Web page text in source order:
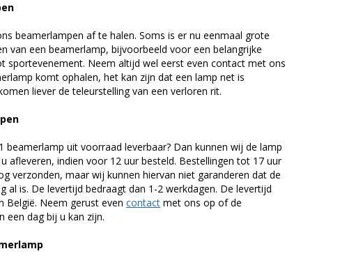
beamerlampen af te halen. Soms is er nu eenmaal grote
van een beamerlamp, bijvoorbeeld voor een belangrijke
sportevenement. Neem altijd wel eerst even contact met ons
komt ophalen, het kan zijn dat een lamp net is
liever de teleurstelling van een verloren rit.
beamerlamp uit voorraad leverbaar? Dan kunnen wij de lamp
afleveren, indien voor 12 uur besteld. Bestellingen tot 17 uur
verzonden, maar wij kunnen hiervan niet garanderen dat de
al is. De levertijd bedraagt dan 1-2 werkdagen. De levertijd
België. Neem gerust even contact met ons op of de
een dag bij u kan zijn.